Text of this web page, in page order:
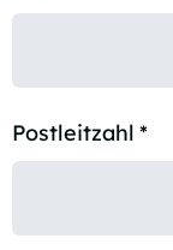
Postleitzahl *